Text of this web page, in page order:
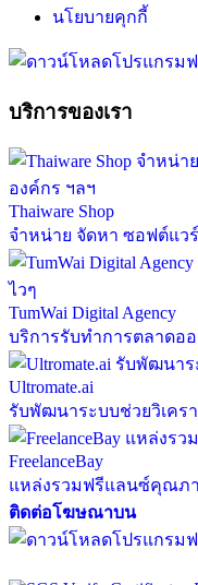
นโยบายคุกกี้
บริการของเรา
Thaiware Shop
จำหน่าย จัดหา ซอฟต์แว
TumWai Digital Agency
บริการรับทำการตลาดอ
Ultromate.ai
รับพัฒนาระบบช่วยวิเคร
FreelanceBay
แหล่งรวมฟรีแลนซ์คุณภ
ติดต่อโฆษณาบน